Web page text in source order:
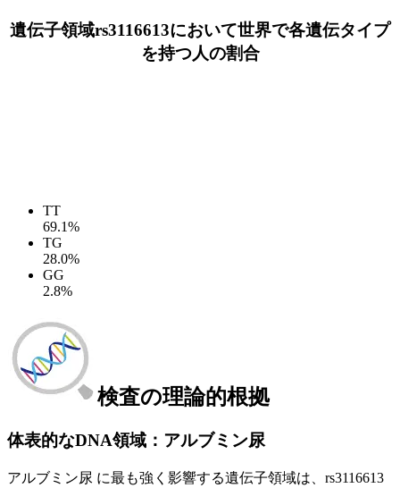
遺伝子領域rs3116613において世界で各遺伝タイプ
を持つ人の割合
TT
69.1%
TG
28.0%
GG
2.8%
検査の理論的根拠
体表的なDNA領域：アルブミン尿
アルブミン尿 に最も強く影響する遺伝子領域は、rs3116613